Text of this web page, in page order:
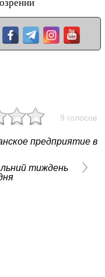
9 голосов
предприятие в
тиждень